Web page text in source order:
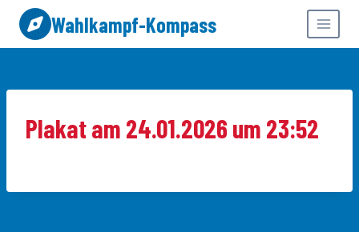
Zum
Inhalt
springen
Wahlkampf-Kompass
Plakat am 24.01.2026 um 23:52